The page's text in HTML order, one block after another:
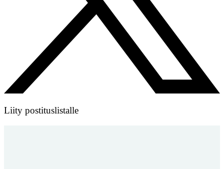
Liity postituslistalle